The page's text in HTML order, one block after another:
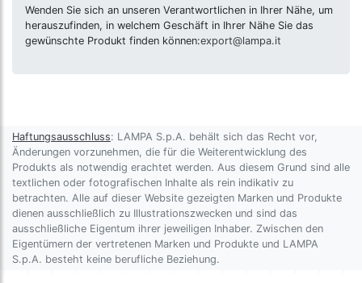
Wenden Sie sich an unseren Verantwortlichen in Ihrer Nähe, um
herauszufinden, in welchem Geschäft in Ihrer Nähe Sie das
gewünschte Produkt finden können:export@lampa.it
Haftungsausschluss: LAMPA S.p.A. behält sich das Recht vor,
Änderungen vorzunehmen, die für die Weiterentwicklung des
Produkts als notwendig erachtet werden. Aus diesem Grund sind alle
textlichen oder fotografischen Inhalte als rein indikativ zu
betrachten. Alle auf dieser Website gezeigten Marken und Produkte
dienen ausschließlich zu Illustrationszwecken und sind das
ausschließliche Eigentum ihrer jeweiligen Inhaber. Zwischen den
Eigentümern der vertretenen Marken und Produkte und LAMPA
S.p.A. besteht keine berufliche Beziehung.